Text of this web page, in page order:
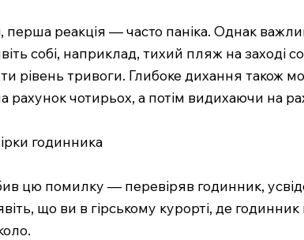
перша реакція — часто паніка. Однак
собі, наприклад, тихий пляж на заході
рівень тривоги. Глибоке дихання також
чотирьох, а потім видихаючи на
годинника
цю помилку — перевіряв годинник,
що ви в гірському курорті, де